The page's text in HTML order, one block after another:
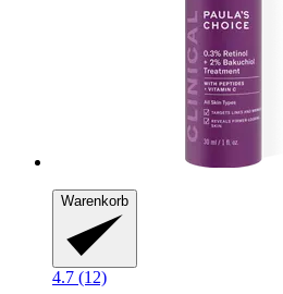
Warenkorb
4.7 (12)